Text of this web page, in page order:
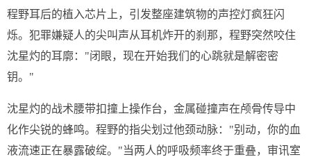
程野耳后的植入芯片上，引发整座建筑物的声控灯疯狂闪
烁。犯罪嫌疑人的尖叫声从耳机炸开的刹那，程野突然咬住
沈星灼的耳廓："闭眼，现在开始我们的心跳就是解密密
钥。"
沈星灼的战术腰带扣撞上操作台，金属碰撞声在颅骨传导中
化作尖锐的蜂鸣。程野的指尖划过他颈动脉："别动，你的血
液流速正在暴露破绽。"当两人的呼吸频率终于重叠，审讯室